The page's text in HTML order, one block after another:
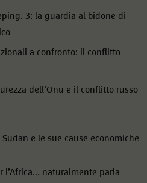
3: la guardia al bidone di
a confronto: il conflitto
dell’Onu e il conflitto russo-
e le sue cause economiche
l’Africa... naturalmente parla